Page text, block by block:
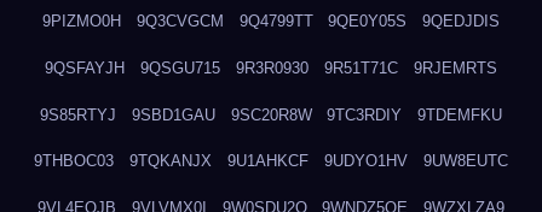
9PIZMO0H 9Q3CVGCM 9Q4799TT 9QE0Y05S 9QEDJDIS
9QSFAYJH 9QSGU715 9R3R0930 9R51T71C 9RJEMRTS
9S85RTYJ 9SBD1GAU 9SC20R8W 9TC3RDIY 9TDEMFKU
9THBOC03 9TQKANJX 9U1AHKCF 9UDYO1HV 9UW8EUTC
9VL4EOJB 9VLVMX0I 9W0SDU2O 9WNDZ5OE 9WZXLZA9